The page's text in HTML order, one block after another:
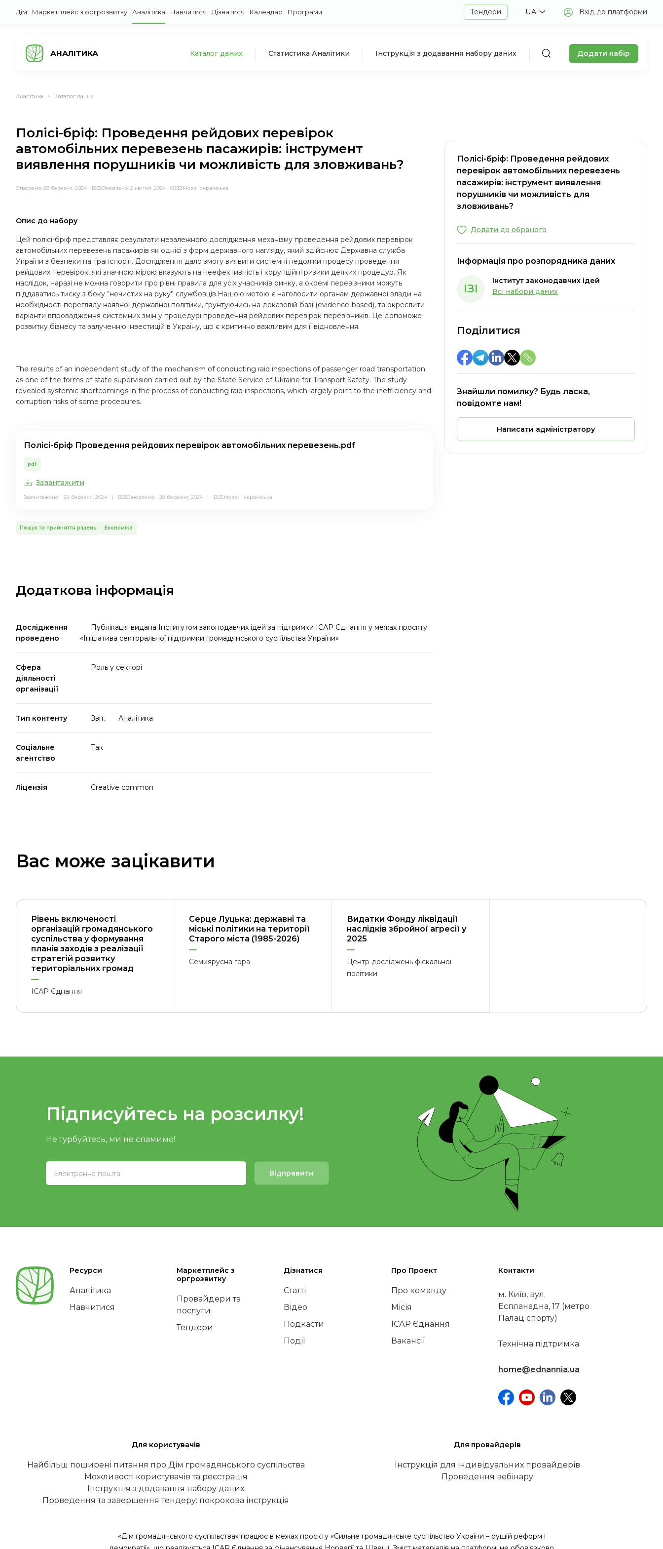
Дім Маркетплейс з оргрозвитку Аналітика Навчитися Дізнатися Календар Програми Тендери UA Вхід до платформи
АНАЛІТИКА Каталог даних Статистика Аналітики Інструкція з додавання набору даних Додати набір
Аналітика > Каталог даних
Полісі-бріф: Проведення рейдових перевірок
автомобільних перевезень пасажирів: інструмент
виявлення порушників чи можливість для зловживань?
Створено: 28 березня, 2024 | 13:35Оновлено: 2 квітня, 2024 | 08:32Мова: Українська
Опис до набору
Цей полісі-бріф представляє результати незалежного дослідження механізму проведення рейдових перевірок
автомобільних перевезень пасажирів як однієї з форм державного нагляду, який здійснює Державна служба
України з безпеки на транспорті. Дослідження дало змогу виявити системні недоліки процесу проведення
рейдових перевірок, які значною мірою вказують на неефективність і корупційні ризики деяких процедур. Як
наслідок, наразі не можна говорити про рівні правила для усіх учасників ринку, а окремі перевізники можуть
піддаватись тиску з боку “нечистих на руку” службовців.Нашою метою є наголосити органам державної влади на
необхідності перегляду наявної державної політики, ґрунтуючись на доказовій базі (evidence-based), та окреслити
варіанти впровадження системних змін у процедурі проведення рейдових перевірок перевізників. Це допоможе
розвитку бізнесу та залученню інвестицій в Україну, що є критично важливим для її відновлення.
The results of an independent study of the mechanism of conducting raid inspections of passenger road transportation
as one of the forms of state supervision carried out by the State Service of Ukraine for Transport Safety. The study
revealed systemic shortcomings in the process of conducting raid inspections, which largely point to the inefficiency and
corruption risks of some procedures.
Полісі-бріф Проведення рейдових перевірок автомобільних перевезень.pdf
pdf
Завантажити
Завантажено: 28 березня, 2024 | 13:35Оновлено: 28 березня, 2024 | 13:35Мова: Українська
Пошук та прийняття рішень Економіка
Додаткова інформація
Дослідження
проведено
Публікація видана Інститутом законодавчих ідей за підтримки ІСАР Єднання у межах проєкту
«Ініціатива секторальної підтримки громадянського суспільства України»
Сфера
діяльності
організації
Роль у секторі
Тип контенту Звіт, Аналітика
Соціальне
агентство
Так
Ліцензія Creative common
Полісі-бріф: Проведення рейдових
перевірок автомобільних перевезень
пасажирів: інструмент виявлення
порушників чи можливість для
зловживань?
Додати до обраного
Інформація про розпорядника даних
ІЗІ
Інститут законодавчих ідей
Всі набори даних
Поділитися
Знайшли помилку? Будь ласка,
повідомте нам!
Написати адміністратору
Вас може зацікавити
Рівень включеності
організацій громадянського
суспільства у формування
планів заходів з реалізації
стратегій розвитку
територіальних громад
ІСАР Єднання
Серце Луцька: державні та
міські політики на території
Старого міста (1985-2026)
Семиярусна гора
Видатки Фонду ліквідації
наслідків збройної агресії у
2025
Центр досліджень фіскальної
політики
Підписуйтесь на розсилку!
Не турбуйтесь, ми не спамимо!
Відправити
Ресурси
Аналітика
Навчитися
Маркетплейс з
оргрозвитку
Провайдери та
послуги
Тендери
Дізнатися
Статті
Відео
Подкасти
Події
Про Проект
Про команду
Місія
ІСАР Єднання
Вакансії
Контакти
м. Київ, вул.
Еспланадна, 17 (метро
Палац спорту)
Технічна підтримка:
home@ednannia.ua
Для користувачів
Найбільш поширені питання про Дім громадянського суспільства
Можливості користувачів та реєстрація
Інструкція з додавання набору даних
Проведення та завершення тендеру: покрокова інструкція
Для провайдерів
Інструкція для індивідуальних провайдерів
Проведення вебінару
«Дім громадянського суспільства» працює в межах проєкту «Сильне громадянське суспільство України – рушій реформ і